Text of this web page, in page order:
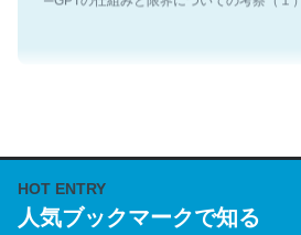
説してる記事が少ないので貴重な良
https://
/064121
HOT ENTRY
人気ブックマークで知る